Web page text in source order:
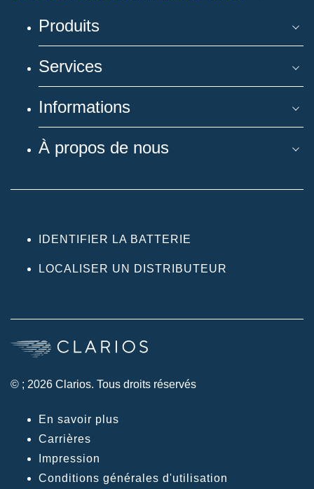
Produits
Services
Informations
À propos de nous
IDENTIFIER LA BATTERIE
LOCALISER UN DISTRIBUTEUR
© ; 2026 Clarios. Tous droits réservés
En savoir plus
Carrières
Impression
Conditions générales d'utilisation